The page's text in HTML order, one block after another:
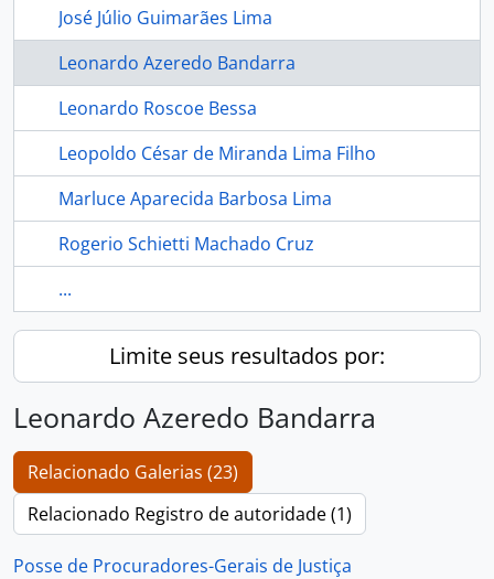
José Júlio Guimarães Lima
Leonardo Azeredo Bandarra
Leonardo Roscoe Bessa
Leopoldo César de Miranda Lima Filho
Marluce Aparecida Barbosa Lima
Rogerio Schietti Machado Cruz
...
Limite seus resultados por:
Leonardo Azeredo Bandarra
Relacionado Galerias (23)
Relacionado Registro de autoridade (1)
Posse de Procuradores-Gerais de Justiça